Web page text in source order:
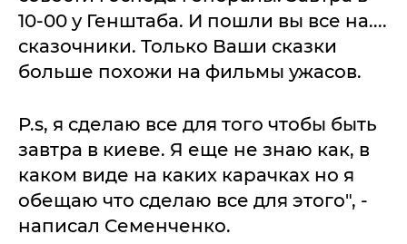
10-00 у Генштаба. И пошли вы все на....
сказочники. Только Ваши сказки
больше похожи на фильмы ужасов.
P.s, я сделаю все для того чтобы быть
завтра в киеве. Я еще не знаю как, в
каком виде на каких карачках но я
обещаю что сделаю все для этого", -
написал Семенченко.